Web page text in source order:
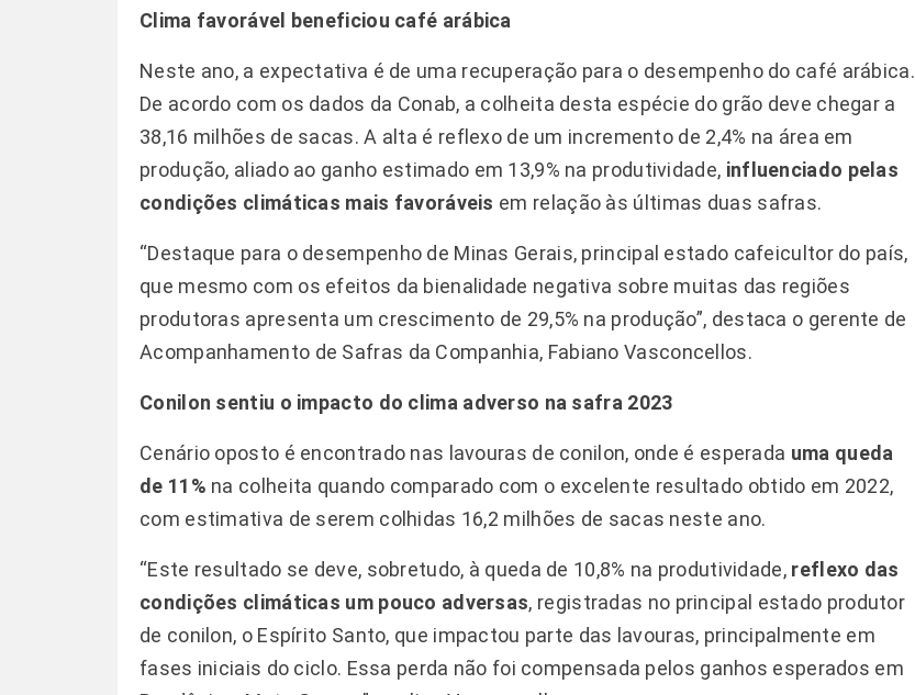
Clima favorável beneficiou café arábica
Neste ano, a expectativa é de uma recuperação para o desempenho do café arábica.
De acordo com os dados da Conab, a colheita desta espécie do grão deve chegar a
38,16 milhões de sacas. A alta é reflexo de um incremento de 2,4% na área em
produção, aliado ao ganho estimado em 13,9% na produtividade, influenciado pelas
condições climáticas mais favoráveis em relação às últimas duas safras.
“Destaque para o desempenho de Minas Gerais, principal estado cafeicultor do país,
que mesmo com os efeitos da bienalidade negativa sobre muitas das regiões
produtoras apresenta um crescimento de 29,5% na produção”, destaca o gerente de
Acompanhamento de Safras da Companhia, Fabiano Vasconcellos.
Conilon sentiu o impacto do clima adverso na safra 2023
Cenário oposto é encontrado nas lavouras de conilon, onde é esperada uma queda
de 11% na colheita quando comparado com o excelente resultado obtido em 2022,
com estimativa de serem colhidas 16,2 milhões de sacas neste ano.
“Este resultado se deve, sobretudo, à queda de 10,8% na produtividade, reflexo das
condições climáticas um pouco adversas, registradas no principal estado produtor
de conilon, o Espírito Santo, que impactou parte das lavouras, principalmente em
fases iniciais do ciclo. Essa perda não foi compensada pelos ganhos esperados em